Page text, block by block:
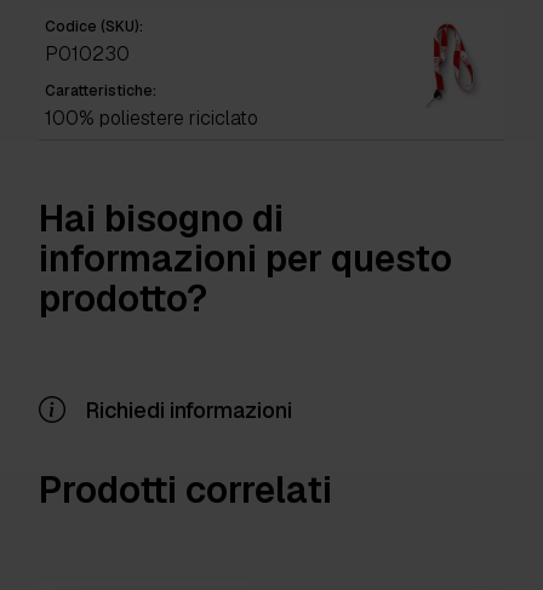
Codice (SKU):
P010230
Caratteristiche:
100% poliestere riciclato
Hai bisogno di
informazioni per questo
prodotto?
Richiedi informazioni
Prodotti correlati